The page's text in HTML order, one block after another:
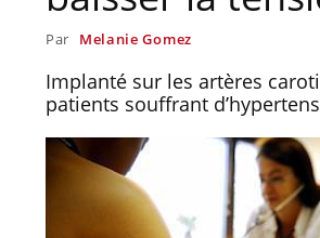
Par Melanie Gomez
Implanté sur les artères
patients souffrant